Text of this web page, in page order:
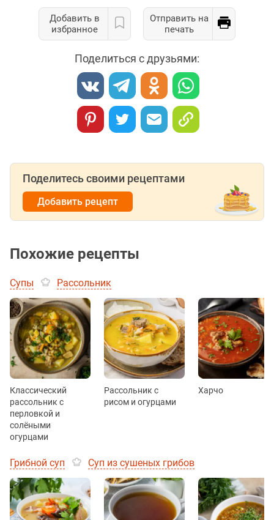
Добавить в
избранное
Отправить на
печать
Поделиться с друзьями:
Поделитесь своими рецептами
Добавить рецепт
Похожие рецепты
Супы Рассольник
Классический
рассольник с
перловкой и
солёными
огурцами
Рассольник с
рисом и огурцами
Харчо
Грибной суп Суп из сушеных грибов